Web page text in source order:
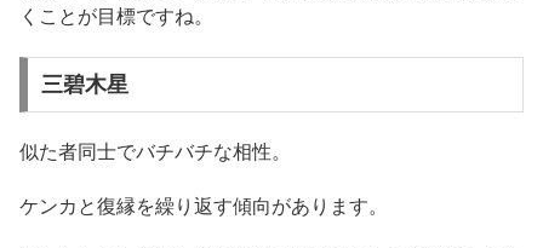
くことが目標ですね。
三碧木星
似た者同士でバチバチな相性。
ケンカと復縁を繰り返す傾向があります。